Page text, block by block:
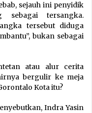
sejauh ini penyidik
sebagai tersangka.
tersebut diduga
bukan sebagai
atau alur cerita
bergulir ke meja
Kota itu?
Indra Yasin